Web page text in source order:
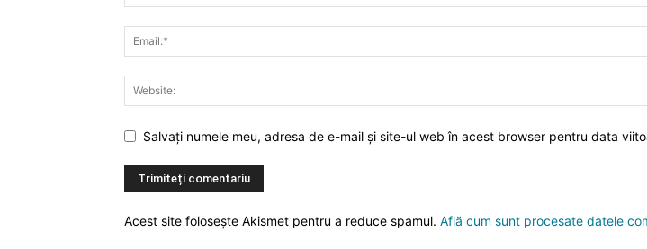
Salvați numele meu, adresa de e-mail și site-ul web în acest browser pentru data
Acest site folosește Akismet pentru a reduce spamul. Află cum sunt procesate datele